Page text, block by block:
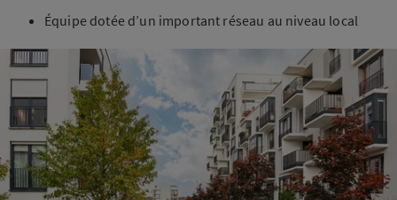
Équipe dotée d’un important réseau au niveau local